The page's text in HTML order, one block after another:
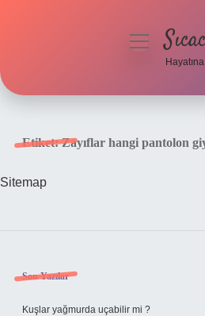
menüyü
Etiket:Zayıflar hangi pantolon
Sitemap
Sidebar
Son Yazılar
Kuşlar yağmurda uçabilir mi ?